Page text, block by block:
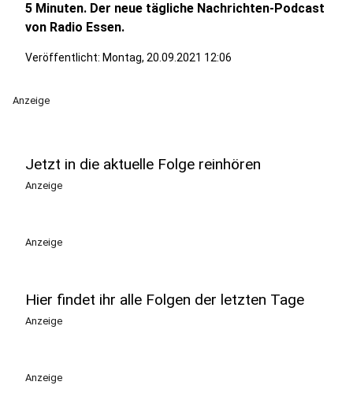
5 Minuten. Der neue tägliche Nachrichten-Podcast
von Radio Essen.
Veröffentlicht: Montag, 20.09.2021 12:06
Anzeige
Jetzt in die aktuelle Folge reinhören
Anzeige
Anzeige
Hier findet ihr alle Folgen der letzten Tage
Anzeige
Anzeige